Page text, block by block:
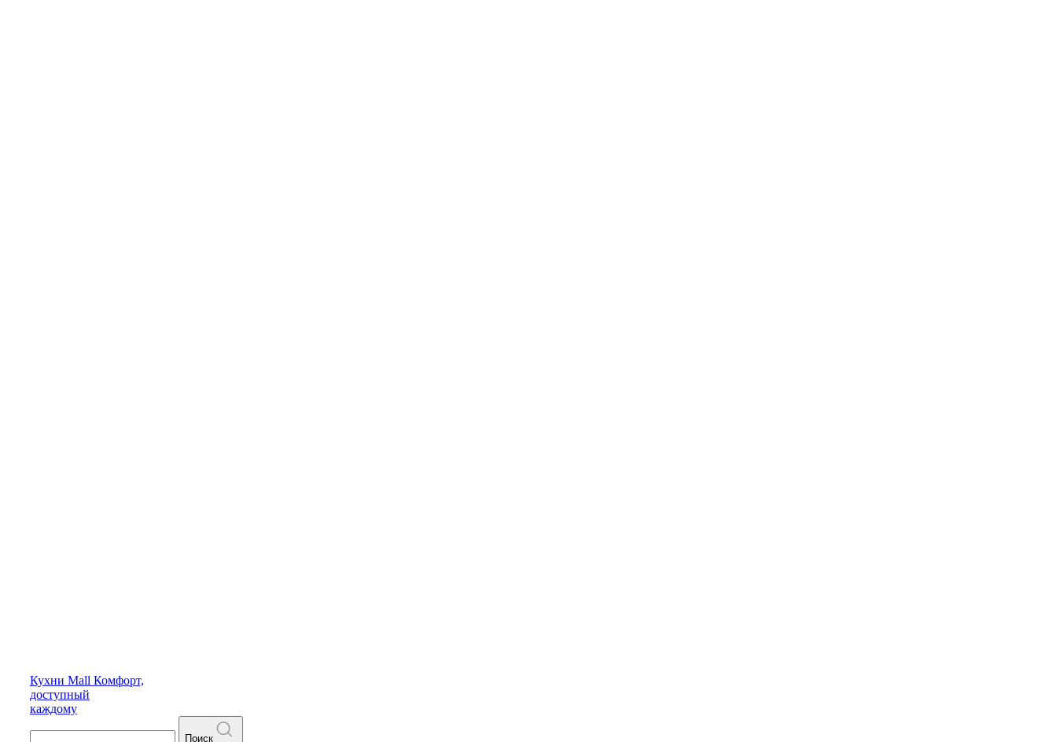
Кухни Mall Комфорт,
доступный
каждому
Поиск